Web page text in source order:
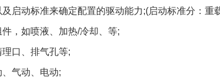
动标准来确定配置的驱动能力;(启动标准分：重
，如喷液、加热/冷却、等;
口、排气孔等;
气动、电动;